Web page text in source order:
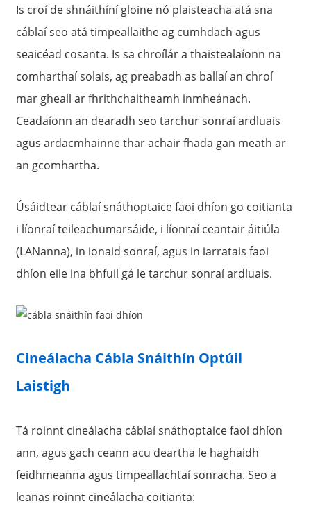
Is croí de shnáithíní gloine nó plaisteacha atá sna
cáblaí seo atá timpeallaithe ag cumhdach agus
seaicéad cosanta. Is sa chroílár a thaistealaíonn na
comharthaí solais, ag preabadh as ballaí an chroí
mar gheall ar fhrithchaitheamh inmheánach.
Ceadaíonn an dearadh seo tarchur sonraí ardluais
agus ardacmhainne thar achair fhada gan meath ar
an gcomhartha.
Úsáidtear cáblaí snáthoptaice faoi dhíon go coitianta
i líonraí teileachumarsáide, i líonraí ceantair áitiúla
(LANanna), in ionaid sonraí, agus in iarratais faoi
dhíon eile ina bhfuil gá le tarchur sonraí ardluais.
Cineálacha Cábla Snáithín Optúil
Laistigh
Tá roinnt cineálacha cáblaí snáthoptaice faoi dhíon
ann, agus gach ceann acu deartha le haghaidh
feidhmeanna agus timpeallachtaí sonracha. Seo a
leanas roinnt cineálacha coitianta: